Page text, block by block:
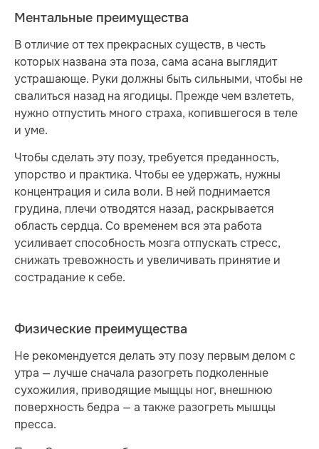
Ментальные преимущества
В отличие от тех прекрасных существ, в честь
которых названа эта поза, сама асана выглядит
устрашающе. Руки должны быть сильными, чтобы не
свалиться назад на ягодицы. Прежде чем взлететь,
нужно отпустить много страха, копившегося в теле
и уме.
Чтобы сделать эту позу, требуется преданность,
упорство и практика. Чтобы ее удержать, нужны
концентрация и сила воли. В ней поднимается
грудина, плечи отводятся назад, раскрывается
область сердца. Со временем вся эта работа
усиливает способность мозга отпускать стресс,
снижать тревожность и увеличивать принятие и
сострадание к себе.
Физические преимущества
Не рекомендуется делать эту позу первым делом с
утра — лучше сначала разогреть подколенные
сухожилия, приводящие мыщцы ног, внешнюю
поверхность бедра — а также разогреть мышцы
пресса.